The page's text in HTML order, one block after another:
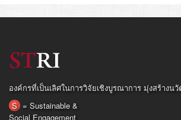
องค์กรที่เป็นเลิศในการวิจัยเชิงบูรณาการ มุ่งสร้าง
S = Sustainable &
Social Engagement